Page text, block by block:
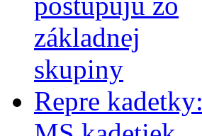
základnej
skupiny
Repre kadetky: